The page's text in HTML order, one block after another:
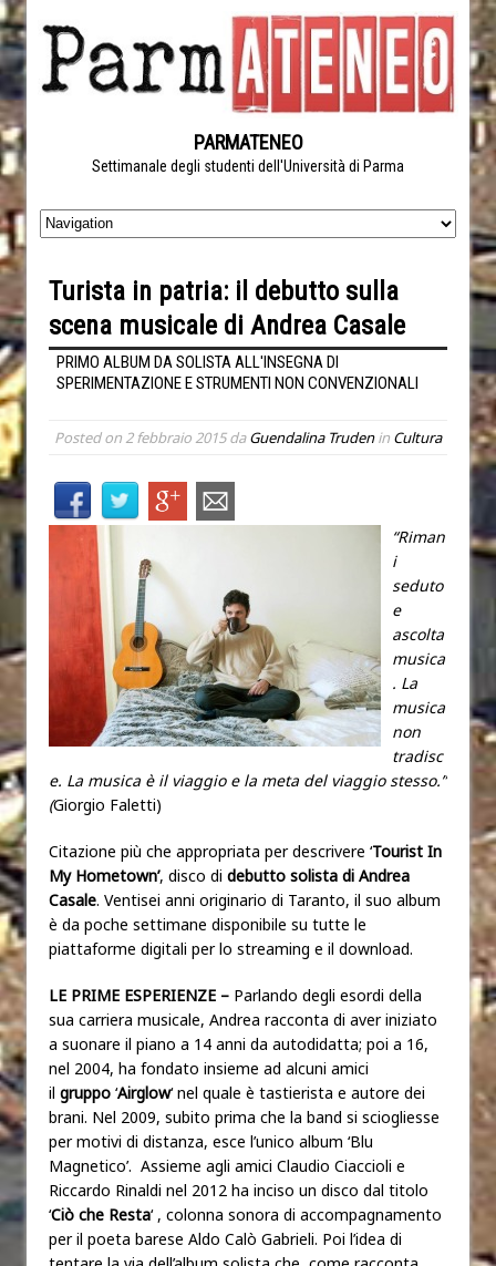
PARMATENEO
Settimanale degli studenti dell'Università di Parma
Turista in patria: il debutto sulla
scena musicale di Andrea Casale
PRIMO ALBUM DA SOLISTA ALL'INSEGNA DI
SPERIMENTAZIONE E STRUMENTI NON CONVENZIONALI
Posted on 2 febbraio 2015daGuendalina Trudenin Cultura
“Riman
i
seduto
e
ascolta
musica
. La
musica
non
tradisc
e. La musica è il viaggio e la meta del viaggio stesso.”
(Giorgio Faletti)
Citazione più che appropriata per descrivere ‘Tourist In
My Hometown’, disco di debutto solista di Andrea
Casale. Ventisei anni originario di Taranto, il suo album
è da poche settimane disponibile su tutte le
piattaforme digitali per lo streaming e il download.
LE PRIME ESPERIENZE – Parlando degli esordi della
sua carriera musicale, Andrea racconta di aver iniziato
a suonare il piano a 14 anni da autodidatta; poi a 16,
nel 2004, ha fondato insieme ad alcuni amici
il gruppo ‘Airglow‘ nel quale è tastierista e autore dei
brani. Nel 2009, subito prima che la band si sciogliesse
per motivi di distanza, esce l’unico album ‘Blu
Magnetico’. Assieme agli amici Claudio Ciaccioli e
Riccardo Rinaldi nel 2012 ha inciso un disco dal titolo
‘Ciò che Resta‘ , colonna sonora di accompagnamento
per il poeta barese Aldo Calò Gabrieli. Poi l’idea di